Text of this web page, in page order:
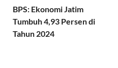
BPS: Ekonomi Jatim
Tumbuh 4,93 Persen di
Tahun 2024